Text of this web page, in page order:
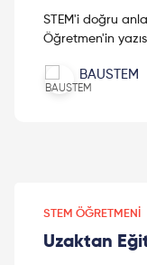
STEM'i doğru
Öğretmen'in
BAUSTEM
STEM ÖĞRETMENI
Uzaktan